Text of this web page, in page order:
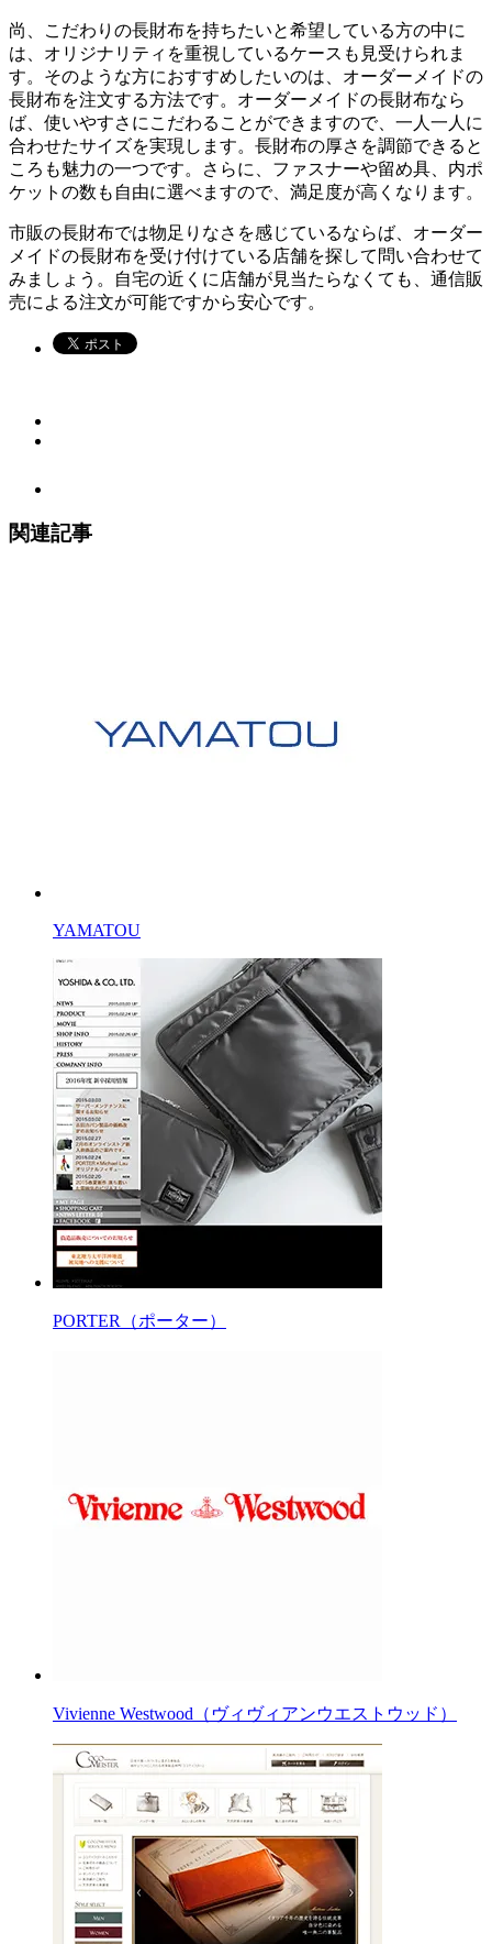
尚、こだわりの長財布を持ちたいと希望している方の中に
は、オリジナリティを重視しているケースも見受けられま
す。そのような方におすすめしたいのは、オーダーメイドの
長財布を注文する方法です。オーダーメイドの長財布なら
ば、使いやすさにこだわることができますので、一人一人に
合わせたサイズを実現します。長財布の厚さを調節できると
ころも魅力の一つです。さらに、ファスナーや留め具、内ポ
ケットの数も自由に選べますので、満足度が高くなります。
市販の長財布では物足りなさを感じているならば、オーダー
メイドの長財布を受け付けている店舗を探して問い合わせて
みましょう。自宅の近くに店舗が見当たらなくても、通信販
売による注文が可能ですから安心です。
関連記事
YAMATOU
PORTER（ポーター）
Vivienne Westwood（ヴィヴィアンウエストウッド）